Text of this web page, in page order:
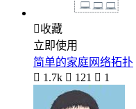
收藏
立即使用
简单的家庭网络拓扑
 1.7k  121  1